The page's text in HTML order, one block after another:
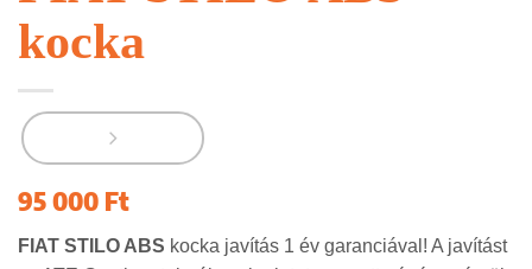
kocka
95 000 Ft
FIAT STILO ABS kocka javítás 1 év garanciával! A javítást